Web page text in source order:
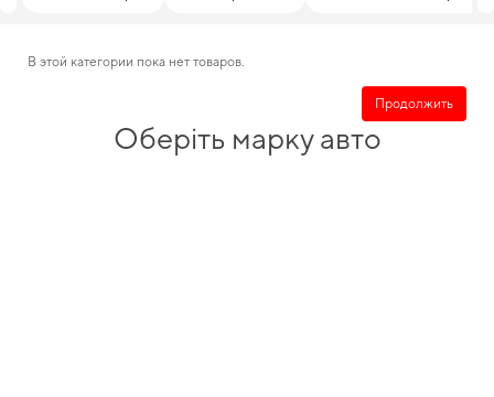
В этой категории пока нет товаров.
Продолжить